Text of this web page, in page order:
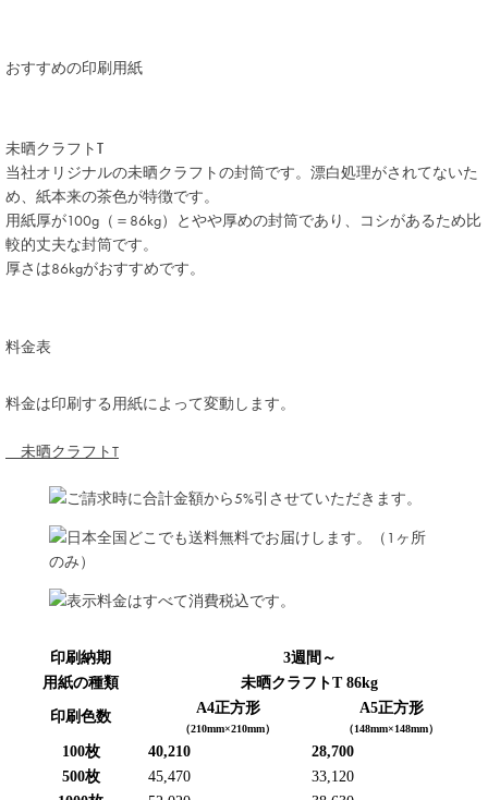
おすすめの印刷用紙
未晒クラフトT
当社オリジナルの未晒クラフトの封筒です。漂白処理がされてないた
め、紙本来の茶色が特徴です。
用紙厚が100g（＝86kg）とやや厚めの封筒であり、コシがあるため比
較的丈夫な封筒です。
厚さは86kgがおすすめです。
料金表
料金は印刷する用紙によって変動します。
未晒クラフトT